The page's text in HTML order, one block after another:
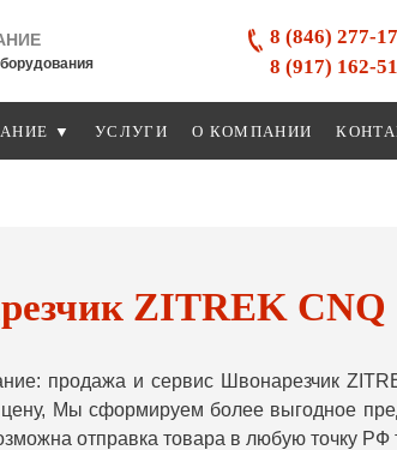
8 (846) 277-
8 (917) 162-
▼ УСЛУГИ О КОМПАНИИ
ZITREK CNQ
продажа и сервис Швонарезчик
Мы сформируем более выгодное
отправка товара в любую точку РФ